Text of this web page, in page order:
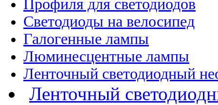
Профиля для светодиодов
Светодиоды на велосипед
Галогенные лампы
Люминесцентные лампы
Ленточный светодиодный
Ленточный